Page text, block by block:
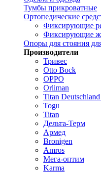
Тумбы прикроватные
Ортопедические
Фиксирующие
Фиксирующие
Опоры для стояния
Производители
Тривес
Otto Bock
OPPO
Orliman
Titan
Togu
Titan
Дельта-Терм
Армед
Bronigen
Amros
Мега-оптим
Karma